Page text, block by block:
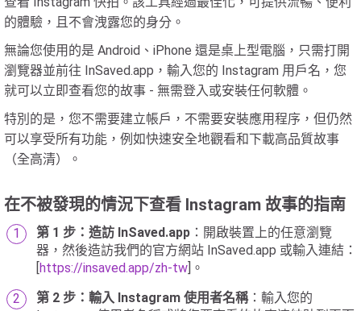
的體驗，且不會洩露您的身分。
無論您使用的是 Android、iPhone 還是桌上型電腦，只需打開
瀏覽器並前往 InSaved.app，輸入您的 Instagram 用戶名，您
就可以立即查看您的故事 - 無需登入或安裝任何軟體。
特別的是，您不需要建立帳戶，不需要安裝應用程序，但仍然
可以享受所有功能，例如快速安全地觀看和下載高品質故事
（全高清）。
在不被發現的情況下查看 Instagram 故事的指南
第 1 步：造訪 InSaved.app ：開啟裝置上的任意瀏覽
器，然後造訪我們的官方網站 InSaved.app 或輸入連結：
[https://insaved.app/zh-tw]。
第 2 步：輸入 Instagram 使用者名稱：輸入您的